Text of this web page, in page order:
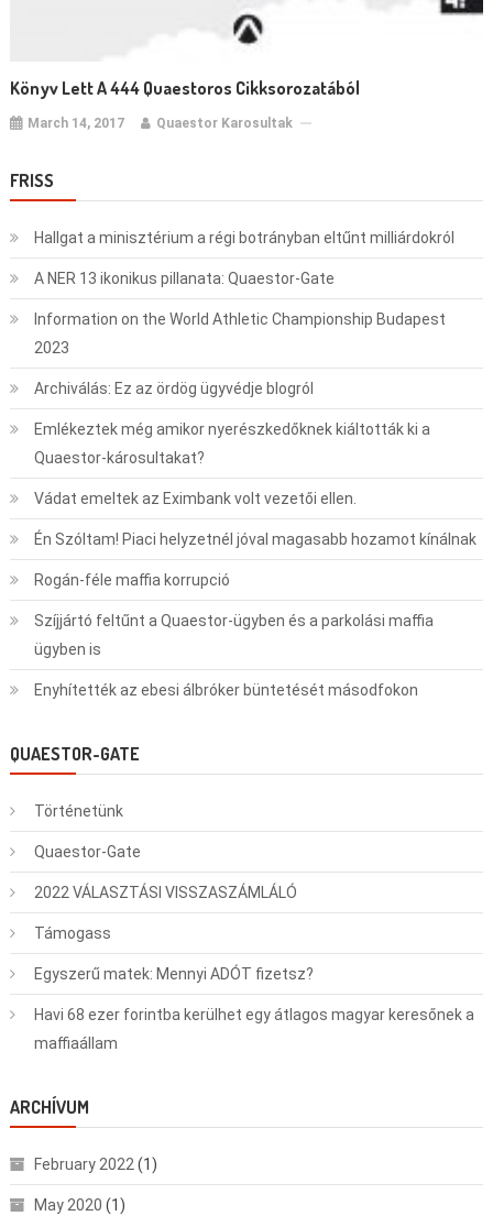
Könyv Lett A 444 Quaestoros Cikksorozatából
March 14, 2017 Quaestor Karosultak
FRISS
Hallgat a minisztérium a régi botrányban eltűnt milliárdokról
A NER 13 ikonikus pillanata: Quaestor-Gate
Information on the World Athletic Championship Budapest
2023
Archiválás: Ez az ördög ügyvédje blogról
Emlékeztek még amikor nyerészkedőknek kiáltották ki a
Quaestor-károsultakat?
Vádat emeltek az Eximbank volt vezetői ellen.
Én Szóltam! Piaci helyzetnél jóval magasabb hozamot kínálnak
Rogán-féle maffia korrupció
Szíjjártó feltűnt a Quaestor-ügyben és a parkolási maffia
ügyben is
Enyhítették az ebesi álbróker büntetését másodfokon
QUAESTOR-GATE
Történetünk
Quaestor-Gate
2022 VÁLASZTÁSI VISSZASZÁMLÁLÓ
Támogass
Egyszerű matek: Mennyi ADÓT fizetsz?
Havi 68 ezer forintba kerülhet egy átlagos magyar keresőnek a
maffiaállam
ARCHÍVUM
February 2022(1)
May 2020 (1)